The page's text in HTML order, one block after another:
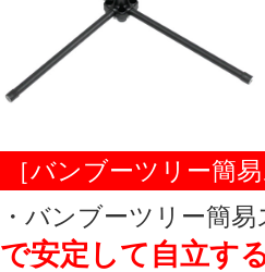
［バンブーツリー簡
・バンブーツリー簡
で安定して自立す